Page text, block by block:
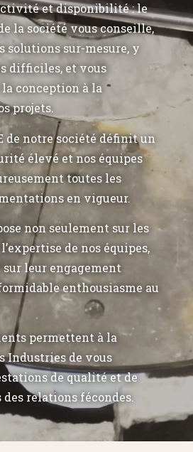
et disponibilité : le
la société vous conseille,
solutions sur-mesure, y
difficiles, et vous
la conception à la
projets.
de notre société définit un
élevé et nos équipes
toutes les
en vigueur.
non seulement sur les
de nos équipes,
leur engagement
enthousiasme au
permettent à la
Industries de vous
de qualité et de
des relations fécondes.